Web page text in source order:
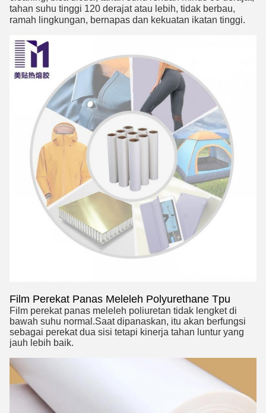
tahan suhu tinggi 120 derajat atau lebih, tidak berbau,
ramah lingkungan, bernapas dan kekuatan ikatan tinggi.
Film Perekat Panas Meleleh Polyurethane Tpu
Film perekat panas meleleh poliuretan tidak lengket di
bawah suhu normal.Saat dipanaskan, itu akan berfungsi
sebagai perekat dua sisi tetapi kinerja tahan luntur yang
jauh lebih baik.